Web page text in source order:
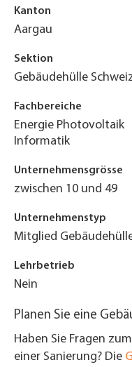
Kanton
Aargau
Sektion
Gebäudehülle
Fachbereiche
Energie Photovoltaik
Informatik
Unternehmensgrösse
zwischen 10 und 49
Unternehmenstyp
Mitglied
Lehrbetrieb
Nein
Planen Sie eine
Haben Sie Fragen
einer Sanierung? Die